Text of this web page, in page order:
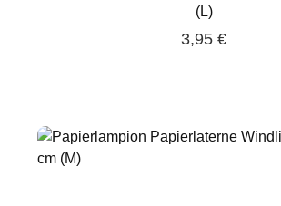
(L)
3,95 €